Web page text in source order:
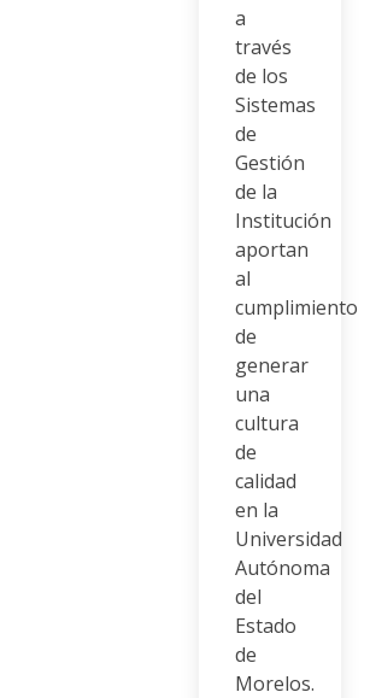
a
través
de los
Sistemas
de
Gestión
de la
Institución
aportan
al
cumplimiento
de
generar
una
cultura
de
calidad
en la
Universidad
Autónoma
del
Estado
de
Morelos.